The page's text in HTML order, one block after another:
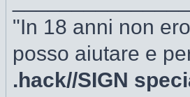
"In 18 anni non
posso aiutare e
.hack//SIGN